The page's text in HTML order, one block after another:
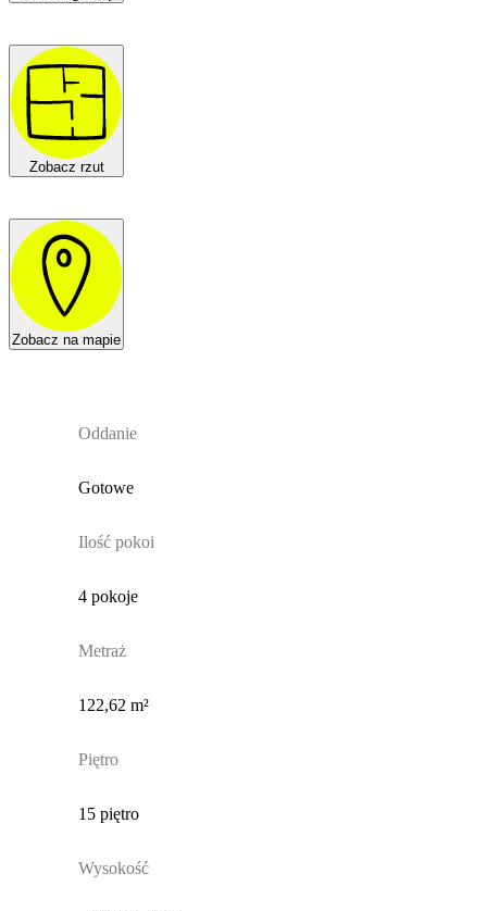
Zobacz rzut
Zobacz na mapie
Oddanie
Gotowe
Ilość pokoi
4 pokoje
Metraż
122,62 m²
Piętro
15 piętro
Wysokość